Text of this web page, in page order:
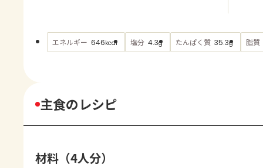
エネルギー 646kcal 塩分 4.3g たんぱく質 35.3g 脂質
主食のレシピ
材料（4人分）